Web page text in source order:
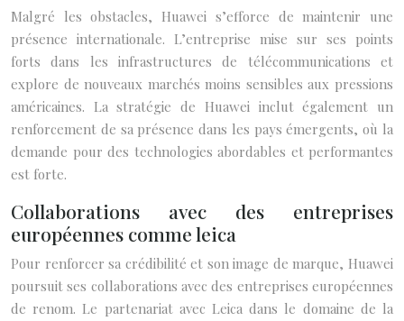
Malgré les obstacles, Huawei s’efforce de maintenir une
présence internationale. L’entreprise mise sur ses points
forts dans les infrastructures de télécommunications et
explore de nouveaux marchés moins sensibles aux pressions
américaines. La stratégie de Huawei inclut également un
renforcement de sa présence dans les pays émergents, où la
demande pour des technologies abordables et performantes
est forte.
Collaborations avec des entreprises
européennes comme leica
Pour renforcer sa crédibilité et son image de marque, Huawei
poursuit ses collaborations avec des entreprises européennes
de renom. Le partenariat avec Leica dans le domaine de la